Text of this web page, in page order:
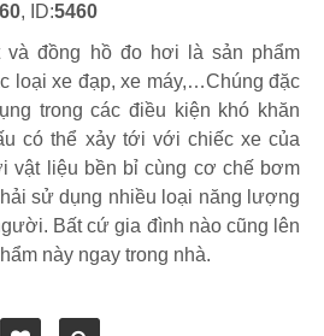
, ID:5460
và đồng hồ đo hơi là sản phẩm
loại xe đạp, xe máy,…Chúng đặc
trong các điều kiện khó khăn
có thể xảy tới với chiếc xe của
vật liệu bền bỉ cùng cơ chế bơm
sử dụng nhiều loại năng lượng
Bất cứ gia đình nào cũng lên
này ngay trong nhà.